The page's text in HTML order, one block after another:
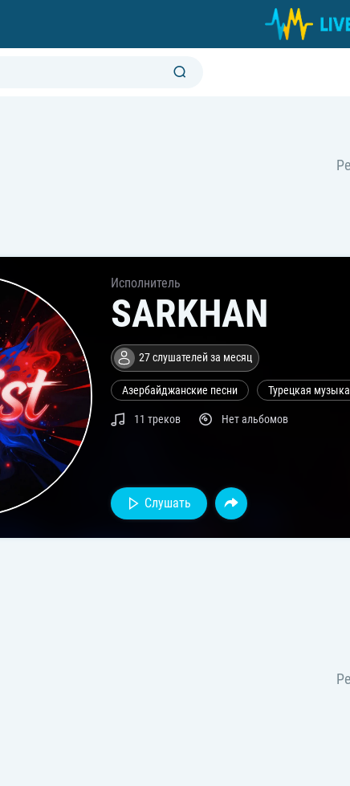
Исполнитель
SARKHAN
27 слушателей за месяц
Азербайджанские песни Турецкая музыка
11 треков Нет альбомов
Слушать